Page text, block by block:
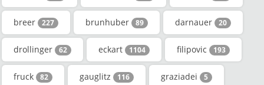
breer 227 brunhuber 89 darnauer 20
drollinger 62 eckart 1104 filipovic 193
fruck 82 gauglitz 116 graziadei 5